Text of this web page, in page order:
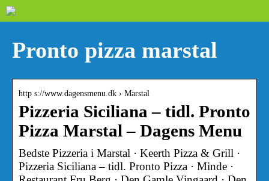
Pronto pizza marstal
http s://www.dagensmenu.dk › Marstal
Pizzeria Siciliana – tidl. Pronto
Pizza Marstal – Dagens Menu
Bedste Pizzeria i Marstal · Keerth Pizza & Grill ·
Pizzeria Siciliana – tidl. Pronto Pizza · Minde ·